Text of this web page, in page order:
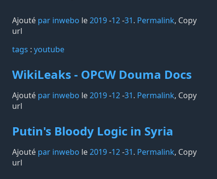
Ajouté par inwebo le2019-12-31. Permalink, Copy
url
tags️ : youtube
WikiLeaks - OPCW Douma Docs
Ajouté par inwebo le2019-12-31. Permalink, Copy
url
Putin's Bloody Logic in Syria
Ajouté par inwebo le2019-12-31. Permalink, Copy
url